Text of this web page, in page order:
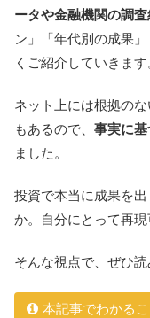
ータや金融機関の調
ン」「年代別の成果
くご紹介していきます
ネット上には根拠の
もあるので、 事実に
ました。
投資で本当に成果を
か。自分にとって再
そんな視点で、ぜひ読
本記事でわかるこ